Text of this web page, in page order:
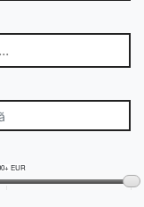
EUR